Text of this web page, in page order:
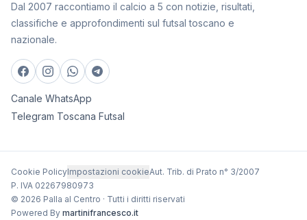
Dal 2007 raccontiamo il calcio a 5 con notizie, risultati,
classifiche e approfondimenti sul futsal toscano e
nazionale.
Canale WhatsApp
Telegram Toscana Futsal
Cookie PolicyImpostazioni cookieAut. Trib. di Prato n° 3/2007
P. IVA 02267980973
© 2026 Palla al Centro · Tutti i diritti riservati
Powered By martinifrancesco.it